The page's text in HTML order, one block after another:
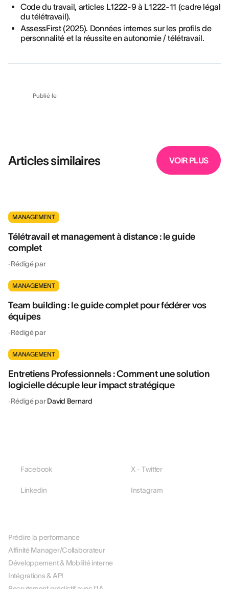
Code du travail, articles L1222-9 à L1222-11 (cadre légal
du télétravail).
AssessFirst (2025). Données internes sur les profils de
personnalité et la réussite en autonomie / télétravail.
Publié le
Articles similaires VOIR PLUS
MANAGEMENT
Télétravail et management à distance : le guide
complet
·Rédigé par
MANAGEMENT
Team building : le guide complet pour fédérer vos
équipes
·Rédigé par
MANAGEMENT
Entretiens Professionnels : Comment une solution
logicielle décuple leur impact stratégique
·Rédigé parDavid Bernard
Facebook X - Twitter
Linkedin Instagram
Prédire la performance
Affinité Manager/Collaborateur
Développement & Mobilité interne
Intégrations & API